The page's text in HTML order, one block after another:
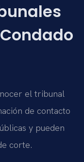
el tribunal
de contacto
y pueden
corte.